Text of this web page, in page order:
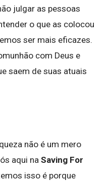
julgar as pessoas
o que as colocou
ser mais eficazes.
com Deus e
saem de suas atuais
não é um mero
aqui naSaving For
isso é porque